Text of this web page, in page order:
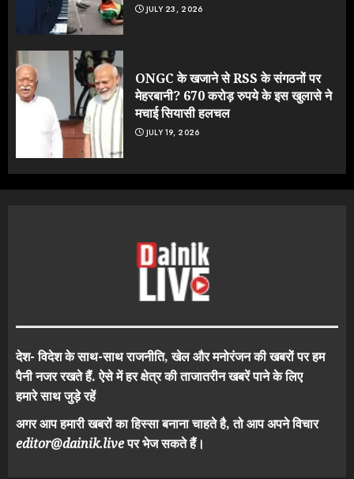
JULY 23, 2026
ONGC के खजाने से RSS के संगठनों पर
मेहरबानी? 670 करोड़ रुपये के इस खुलासे ने
मचाई सियासी हलचल
JULY 19, 2026
देश- विदेश के साथ-साथ राजनीति, खेल और मनोरंजन की खबरों पर हम
पैनी नजर रखते हैं. ऐसे में हर क्षेत्र की ताजातरीन खबरें पाने के लिए
हमारे साथ जुड़े रहें
अगर आप हमारी खबरों का हिस्सा बनाना चाहते है, तो आप अपने विचार
editor@dainik.liveपर भेज सकते हैं।